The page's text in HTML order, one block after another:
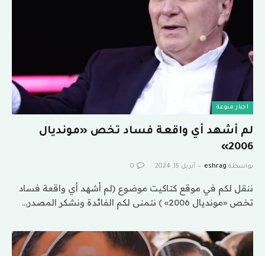
اخبار منوعة
لم أشهد أي واقعة فساد تخص «مونديال
2006»
بواسطة eshrag أبريل 15, 2024 0
ننقل لكم في موقع كتاكيت موضوع (لم أشهد أي واقعة فساد
تخص «مونديال 2006» ) نتمنى لكم الفائدة ونشكر المصدر…